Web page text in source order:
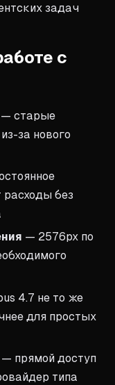
задач
с
— старые
за нового
расходы без
— 2576px по
4.7 не то же
для простых
— прямой доступ
типа